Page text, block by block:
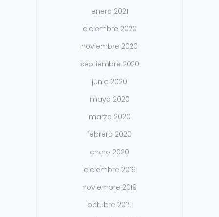
enero 2021
diciembre 2020
noviembre 2020
septiembre 2020
junio 2020
mayo 2020
marzo 2020
febrero 2020
enero 2020
diciembre 2019
noviembre 2019
octubre 2019